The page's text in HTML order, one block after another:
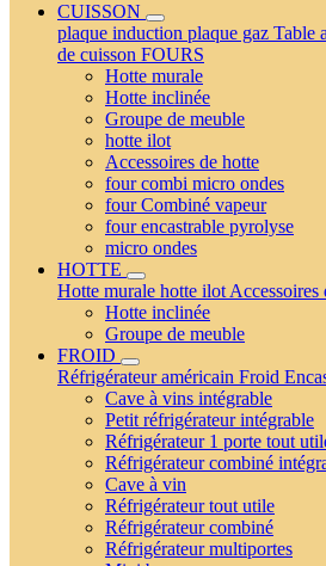
CUISSON
plaque induction plaque gaz Table
de cuisson FOURS
Hotte murale
Hotte inclinée
Groupe de meuble
hotte ilot
Accessoires de hotte
four combi micro ondes
four Combiné vapeur
four encastrable pyrolyse
micro ondes
HOTTE
Hotte murale hotte ilot Accessoires
Hotte inclinée
Groupe de meuble
FROID
Réfrigérateur américain Froid
Cave à vins intégrable
Petit réfrigérateur intégrable
Réfrigérateur 1 porte tout
Réfrigérateur combiné
Cave à vin
Réfrigérateur tout utile
Réfrigérateur combiné
Réfrigérateur multiportes